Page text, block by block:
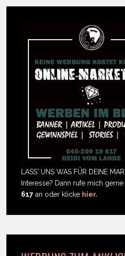
LASS' UNS WAS FÜR DEINE
Interesse? Dann rufe mich
617 an oder klicke hier.